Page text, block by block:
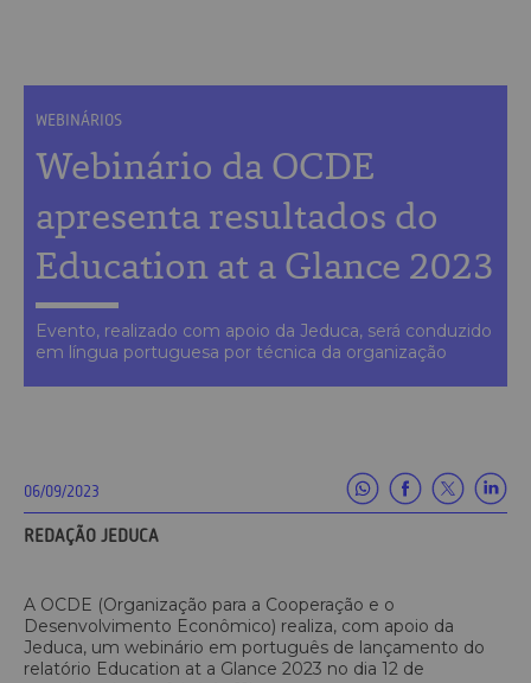
WEBINÁRIOS
Webinário da OCDE
apresenta resultados do
Education at a Glance 2023
Evento, realizado com apoio da Jeduca, será conduzido
em língua portuguesa por técnica da organização
06/09/2023
REDAÇÃO JEDUCA
A OCDE (Organização para a Cooperação e o
Desenvolvimento Econômico) realiza, com apoio da
Jeduca, um webinário em português de lançamento do
relatório Education at a Glance 2023 no dia 12 de